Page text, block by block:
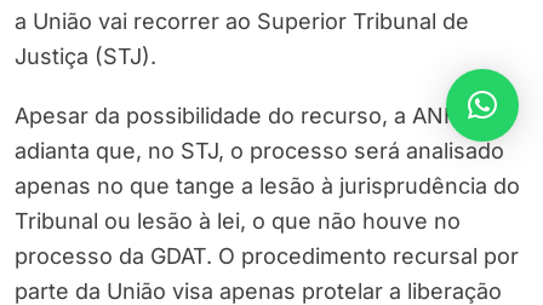
a União vai recorrer ao Superior Tribunal de
Justiça (STJ).
Apesar da possibilidade do recurso, a ANFIP
adianta que, no STJ, o processo será analisado
apenas no que tange a lesão à jurisprudência do
Tribunal ou lesão à lei, o que não houve no
processo da GDAT. O procedimento recursal por
parte da União visa apenas protelar a liberação